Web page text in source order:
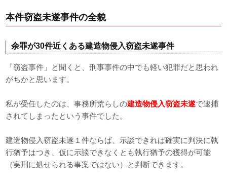
本件窃盗未遂事件の全貌
余罪が30件近くある建造物侵入窃盗未遂事件
「窃盗事件」と聞くと、刑事事件の中でも軽い犯罪だと思われ
がちかと思います。
私が受任したのは、事務所荒らしの建造物侵入窃盗未遂で逮捕
されてしまったという事件でした。
建造物侵入窃盗未遂１件ならば、示談できれば確実に判決に執
行猶予はつき、仮に示談できなくとも執行猶予の獲得が可能
（実刑に処せられる事案ではない）と判断できます。